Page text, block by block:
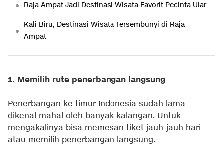
Raja Ampat Jadi Destinasi Wisata Favorit Pecinta Ular
Kali Biru, Destinasi Wisata Tersembunyi di Raja
Ampat
1. Memilih rute penerbangan langsung
Penerbangan ke timur Indonesia sudah lama
dikenal mahal oleh banyak kalangan. Untuk
mengakalinya bisa memesan tiket jauh-jauh hari
atau memilih penerbangan langsung.